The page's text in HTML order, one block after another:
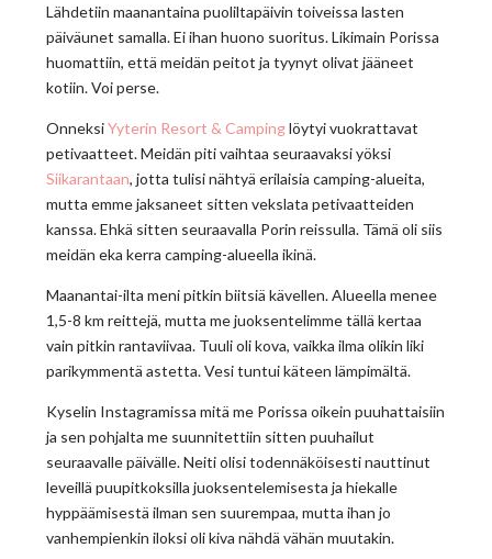
Lähdetiin maanantaina puoliltapäivin toiveissa lasten
päiväunet samalla. Ei ihan huono suoritus. Likimain Porissa
huomattiin, että meidän peitot ja tyynyt olivat jääneet
kotiin. Voi perse.
OnneksiYyterin Resort & Campinglöytyi vuokrattavat
petivaatteet. Meidän piti vaihtaa seuraavaksi yöksi
Siikarantaan, jotta tulisi nähtyä erilaisia camping-alueita,
mutta emme jaksaneet sitten vekslata petivaatteiden
kanssa. Ehkä sitten seuraavalla Porin reissulla. Tämä oli siis
meidän eka kerra camping-alueella ikinä.
Maanantai-ilta meni pitkin biitsiä kävellen. Alueella menee
1,5-8 km reittejä, mutta me juoksentelimme tällä kertaa
vain pitkin rantaviivaa. Tuuli oli kova, vaikka ilma olikin liki
parikymmentä astetta. Vesi tuntui käteen lämpimältä.
Kyselin Instagramissa mitä me Porissa oikein puuhattaisiin
ja sen pohjalta me suunnitettiin sitten puuhailut
seuraavalle päivälle. Neiti olisi todennäköisesti nauttinut
leveillä puupitkoksilla juoksentelemisesta ja hiekalle
hyppäämisestä ilman sen suurempaa, mutta ihan jo
vanhempienkin iloksi oli kiva nähdä vähän muutakin.